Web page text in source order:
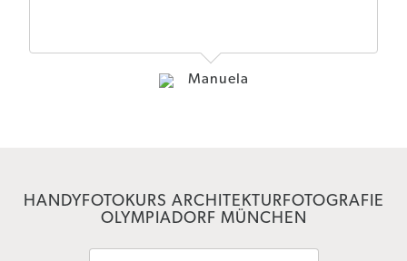
Manuela
HANDYFOTOKURS ARCHITEKTURFOTOGRAFIE
OLYMPIADORF MÜNCHEN